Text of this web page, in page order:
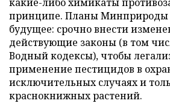
принципе. Планы
будущее: срочно внести
действующие законы (в том
Водный кодексы), чтобы
применение пестицидов в
исключительных случаях и
краснокнижных растений.